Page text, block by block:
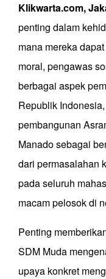
Klikwarta.com,
penting dalam
mana mereka
moral, pengawas
berbagai aspek
Republik
pembangunan
Manado sebagai
dari permasalahan
pada seluruh
macam pelosok di
Penting
SDM Muda
upaya konkret